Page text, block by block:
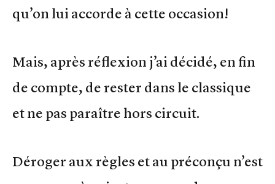
qu’on lui accorde à cette occasion!
Mais, après réflexion j’ai décidé, en fin
de compte, de rester dans le classique
et ne pas paraître hors circuit.
Déroger aux règles et au préconçu n’est